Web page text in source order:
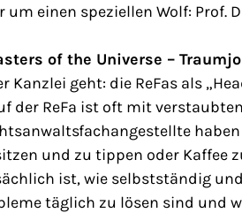
um einen speziellen Wolf: Prof.
of the Universe –
Kanzlei geht: die ReFas als
der ReFa ist oft mit
und zu tippen oder Kaffee
ist, wie selbstständig
täglich zu lösen sind und